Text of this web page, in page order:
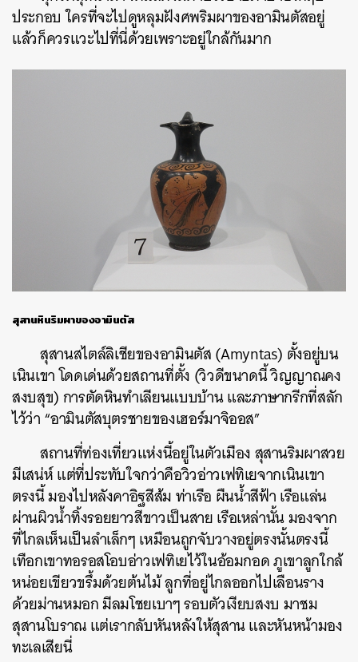
ประกอบ ใครที่จะไปดูหลุมฝังศพริมผาของอามินตัสอยู่
แล้วก็ควรแวะไปที่นี่ด้วยเพราะอยู่ใกล้กันมาก
สุสานหินริมผาของอามินตัส
สุสานสไตล์ลิเชียของอามินตัส (Amyntas) ตั้งอยู่บน
เนินเขา โดดเด่นด้วยสถานที่ตั้ง (วิวดีขนาดนี้ วิญญาณคง
สงบสุข) การตัดหินทำเลียนแบบบ้าน และภาษากรีกที่สลัก
ไว้ว่า “อามินตัสบุตรชายของเฮอร์มาจิออส”
สถานที่ท่องเที่ยวแห่งนี้อยู่ในตัวเมือง สุสานริมผาสวย
มีเสน่ห์ แต่ที่ประทับใจกว่าคือวิวอ่าวเฟทิเยจากเนินเขา
ตรงนี้ มองไปหลังคาอิฐสีส้ม ท่าเรือ ผืนน้ำสีฟ้า เรือแล่น
ผ่านผิวน้ำทิ้งรอยยาวสีขาวเป็นสาย เรือเหล่านั้น มองจาก
ที่ไกลเห็นเป็นลำเล็กๆ เหมือนถูกจับวางอยู่ตรงนั้นตรงนี้
เทือกเขาทอรอสโอบอ่าวเฟทิเยไว้ในอ้อมกอด ภูเขาลูกใกล้
หน่อยเขียวขรึ้มด้วยต้นไม้ ลูกที่อยู่ไกลออกไปเลือนราง
ด้วยม่านหมอก มีลมโชยเบาๆ รอบตัวเงียบสงบ มาชม
สุสานโบราณ แต่เรากลับหันหลังให้สุสาน และหันหน้ามอง
ทะเลเสียนี่